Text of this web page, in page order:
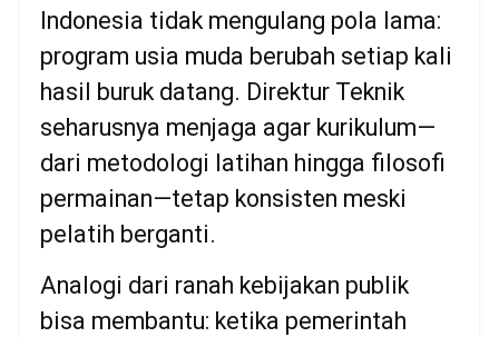
Indonesia tidak mengulang pola lama:
program usia muda berubah setiap kali
hasil buruk datang. Direktur Teknik
seharusnya menjaga agar kurikulum—
dari metodologi latihan hingga filosofi
permainan—tetap konsisten meski
pelatih berganti.
Analogi dari ranah kebijakan publik
bisa membantu: ketika pemerintah